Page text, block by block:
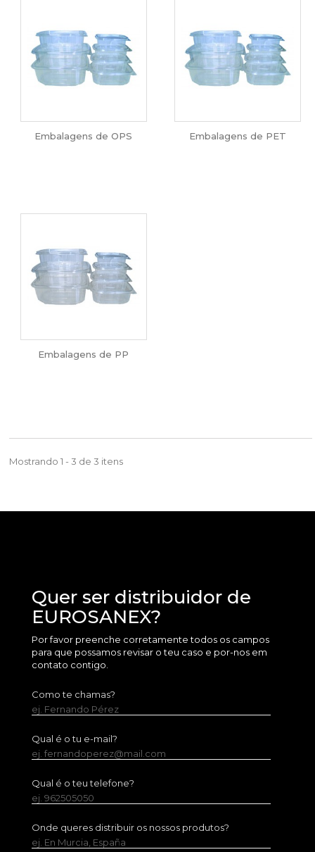
Embalagens de OPS Embalagens de PET
Embalagens de PP
Mostrando 1 - 3 de 3 itens
Quer ser distribuidor de
EUROSANEX?
Por favor preenche corretamente todos os campos
para que possamos revisar o teu caso e por-nos em
contato contigo.
Como te chamas?
ej. Fernando Pérez
Qual é o tu e-mail?
ej. fernandoperez@mail.com
Qual é o teu telefone?
ej. 962505050
Onde queres distribuir os nossos produtos?
ej. En Murcia, España